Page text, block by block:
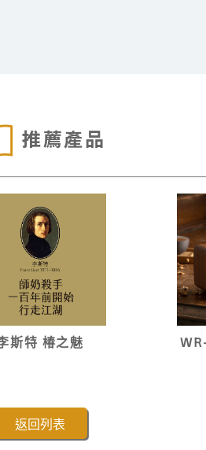
推薦產品
斯特 椿之魅
返回列表